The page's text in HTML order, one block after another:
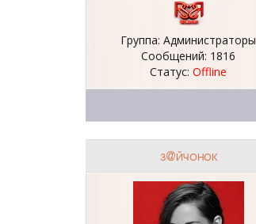
Группа: Администраторы
Сообщений: 1816
Статус: Offline
з@йчонок